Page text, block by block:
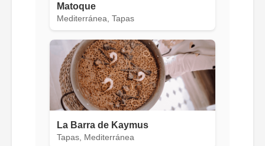
Matoque
Mediterránea, Tapas
La Barra de Kaymus
Tapas, Mediterránea